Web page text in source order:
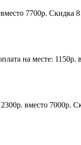
7700р. Скидка
на месте: 1150р.
вместо 7000р.